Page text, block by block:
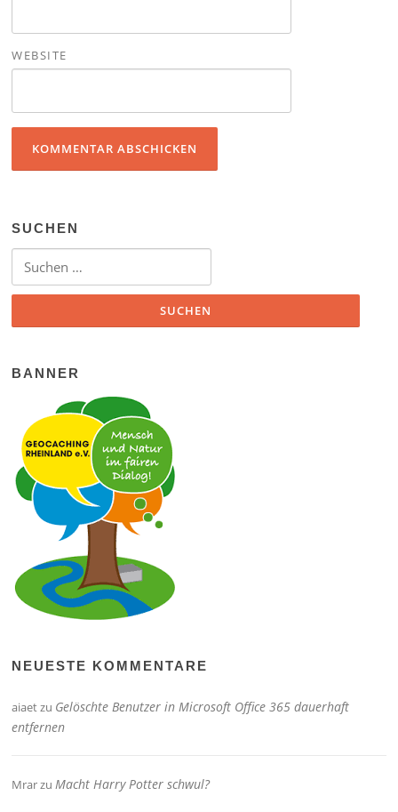
WEBSITE
SUCHEN
Suchen nach:
BANNER
NEUESTE KOMMENTARE
aiaetzu Gelöschte Benutzer in Microsoft Office 365 dauerhaft
entfernen
Mrarzu Macht Harry Potter schwul?